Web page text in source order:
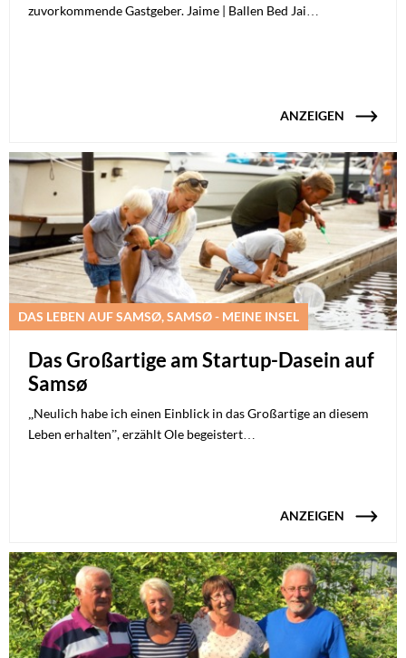
zuvorkommende Gastgeber. Jaime | Ballen Bed Jai…
ANZEIGEN
DAS LEBEN AUF SAMSØ, SAMSØ - MEINE INSEL
Das Großartige am Startup-Dasein auf
Samsø
„Neulich habe ich einen Einblick in das Großartige an diesem
Leben erhalten”, erzählt Ole begeistert…
ANZEIGEN